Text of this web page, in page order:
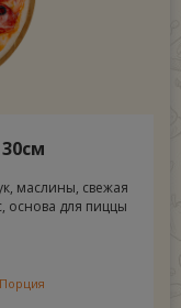
маслины, свежая
основа для пиццы
Порция